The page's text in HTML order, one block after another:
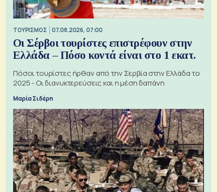
ΤΟΥΡΙΣΜΟΣ 07.08.2026, 07:00
Οι Σέρβοι τουρίστες επιστρέφουν στην
Ελλάδα – Πόσο κοντά είναι στο 1 εκατ.
Πόσοι τουρίστες ήρθαν από την Σερβία στην Ελλάδα το
2025 - Οι διανυκτερεύσεις και η μέση δαπάνη
Μαρία Σιδέρη